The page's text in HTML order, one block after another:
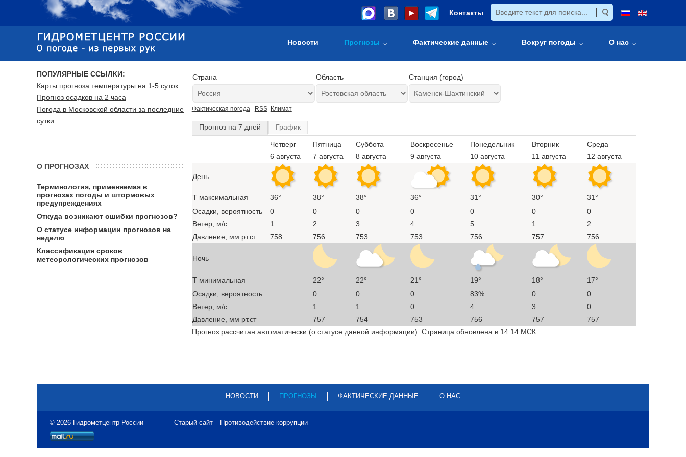
Контакты
Новости Прогнозы Фактические данные Вокруг погоды О нас
Страна Область Станция (город)
Фактическая погода RSS Климат
Прогноз на 7 дней График
Четверг
6 августа
Пятница
7 августа
Суббота
8 августа
Воскресенье
9 августа
Понедельник
10 августа
Вторник
11 августа
Среда
12 августа
День
T максимальная 36° 38° 38° 36° 31° 30°
31°
Осадки, вероятность
0 0 0 0 0 0
0
Ветер, м/с
1 2 3 4 5 1
2
Давление, мм рт.ст
758 756 753 753 756 757 756
Ночь
T минимальная 22° 22° 21° 19° 18°
17°
Осадки, вероятность
0 0 0 83% 0
0
Ветер, м/с
1 1 0 4 3
0
Давление, мм рт.ст
757 754 753 756 757
757
Прогноз рассчитан автоматически (о статусе данной информации). Страница обновлена в 14:14 МСК
ПОПУЛЯРНЫЕ ССЫЛКИ:
Карты прогноза температуры на 1-5 суток
Прогноз осадков на 2 часа
Погода в Московской области за последние
сутки
О ПРОГНОЗАХ
Терминология, применяемая в
прогнозах погоды и штормовых
предупреждениях
Откуда возникают ошибки прогнозов?
О статусе информации прогнозов на
неделю
Классификация сроков
метеорологических прогнозов
НОВОСТИ ПРОГНОЗЫ ФАКТИЧЕСКИЕ ДАННЫЕ О НАС
© 2026 Гидрометцентр России Старый сайт Противодействие коррупции